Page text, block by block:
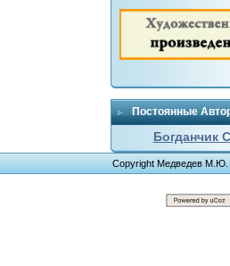
Постоянные
Богданчик
Copyright Медведев М.Ю.